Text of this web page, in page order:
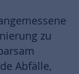
zu
Abfälle,